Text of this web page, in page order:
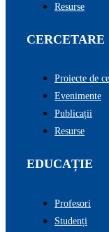
Resurse
CERCETARE
Proiecte de
Evenimente
Publicații
Resurse
EDUCAȚIE
Profesori
Studenți